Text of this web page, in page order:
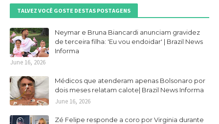
TALVEZ VOCÊ GOSTE DESTAS POSTAGENS
Neymar e Bruna Biancardi anunciam gravidez
de terceira filha: 'Eu vou endoidar' | Brazil News
Informa
June 16, 2026
Médicos que atenderam apenas Bolsonaro por
dois meses relatam calote| Brazil News Informa
June 16, 2026
Zé Felipe responde a coro por Virginia durante